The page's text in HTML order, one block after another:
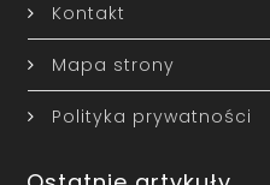
Kontakt
Mapa strony
Polityka prywatności